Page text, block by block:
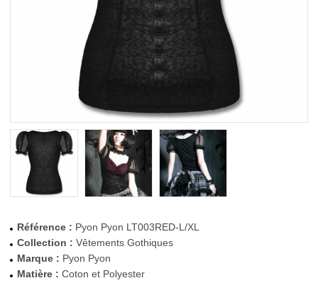
Référence : Pyon Pyon LT003RED-L/XL
Collection : Vêtements Gothiques
Marque : Pyon Pyon
Matière : Coton et Polyester